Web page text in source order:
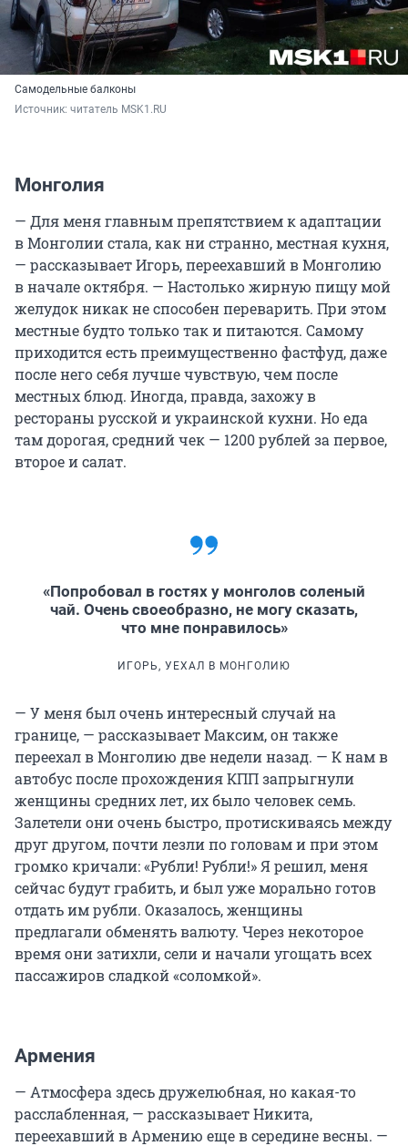
Самодельные балконы
Источник: читатель MSK1.RU
Монголия
— Для меня главным препятствием к адаптации
в Монголии стала, как ни странно, местная кухня,
— рассказывает Игорь, переехавший в Монголию
в начале октября. — Настолько жирную пищу мой
желудок никак не способен переварить. При этом
местные будто только так и питаются. Самому
приходится есть преимущественно фастфуд, даже
после него себя лучше чувствую, чем после
местных блюд. Иногда, правда, захожу в
рестораны русской и украинской кухни. Но еда
там дорогая, средний чек — 1200 рублей за первое,
второе и салат.
«Попробовал в гостях у монголов соленый
чай. Очень своеобразно, не могу сказать,
что мне понравилось»
ИГОРЬ, УЕХАЛ В МОНГОЛИЮ
— У меня был очень интересный случай на
границе, — рассказывает Максим, он также
переехал в Монголию две недели назад. — К нам в
автобус после прохождения КПП запрыгнули
женщины средних лет, их было человек семь.
Залетели они очень быстро, протискиваясь между
друг другом, почти лезли по головам и при этом
громко кричали: «Рубли! Рубли!» Я решил, меня
сейчас будут грабить, и был уже морально готов
отдать им рубли. Оказалось, женщины
предлагали обменять валюту. Через некоторое
время они затихли, сели и начали угощать всех
пассажиров сладкой «соломкой».
Армения
— Атмосфера здесь дружелюбная, но какая-то
расслабленная, — рассказывает Никита,
переехавший в Армению еще в середине весны. —